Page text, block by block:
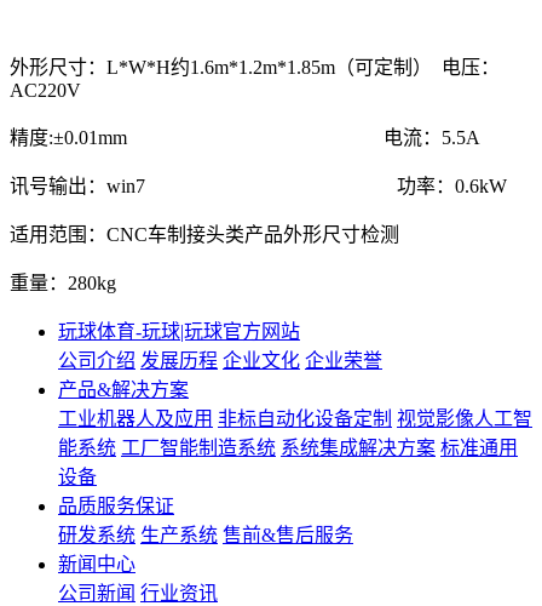
外形尺寸：L*W*H约1.6m*1.2m*1.85m（可定制） 电压：
AC220V
精度:±0.01mm 电流：5.5A
讯号输出：win7 功率：0.6kW
适用范围：CNC车制接头类产品外形尺寸检测
重量：280kg
玩球体育-玩球|玩球官方网站
公司介绍 发展历程 企业文化 企业荣誉
产品&解决方案
工业机器人及应用 非标自动化设备定制 视觉影像人工智
能系统 工厂智能制造系统 系统集成解决方案 标准通用
设备
品质服务保证
研发系统 生产系统 售前&售后服务
新闻中心
公司新闻 行业资讯